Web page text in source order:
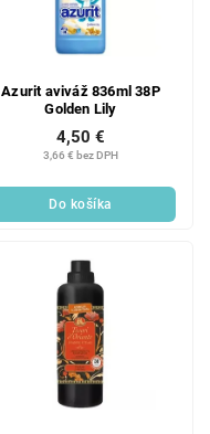
Azurit aviváž 836ml 38P
Golden Lily
3,66 € bez DPH
4,50 €
Do košíka